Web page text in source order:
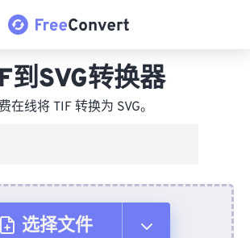
到SVG转换器
在线将 TIF 转换为 SVG。
选择文件